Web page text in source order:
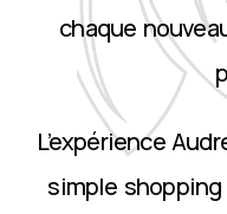
chaque
L’expérience
simple